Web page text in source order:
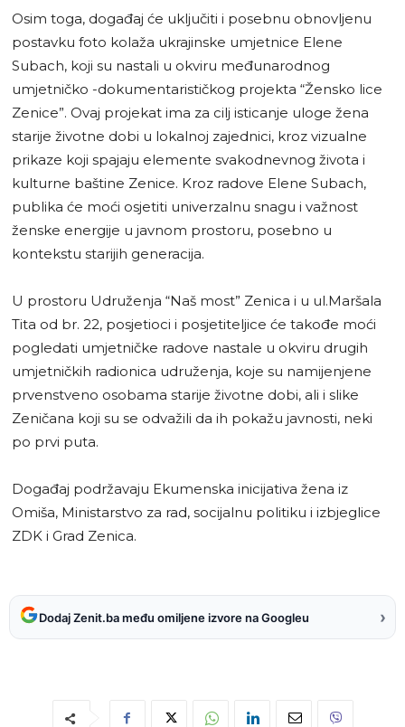
Osim toga, događaj će uključiti i posebnu obnovljenu
postavku foto kolaža ukrajinske umjetnice Elene
Subach, koji su nastali u okviru međunarodnog
umjetničko -dokumentarističkog projekta “Žensko lice
Zenice”. Ovaj projekat ima za cilj isticanje uloge žena
starije životne dobi u lokalnoj zajednici, kroz vizualne
prikaze koji spajaju elemente svakodnevnog života i
kulturne baštine Zenice. Kroz radove Elene Subach,
publika će moći osjetiti univerzalnu snagu i važnost
ženske energije u javnom prostoru, posebno u
kontekstu starijih generacija.
U prostoru Udruženja “Naš most” Zenica i u ul.Maršala
Tita od br. 22, posjetioci i posjetiteljice će takođe moći
pogledati umjetničke radove nastale u okviru drugih
umjetničkih radionica udruženja, koje su namijenjene
prvenstveno osobama starije životne dobi, ali i slike
Zeničana koji su se odvažili da ih pokažu javnosti, neki
po prvi puta.
Događaj podržavaju Ekumenska inicijativa žena iz
Omiša, Ministarstvo za rad, socijalnu politiku i izbjeglice
ZDK i Grad Zenica.
Dodaj Zenit.ba među omiljene izvore na Googleu ›